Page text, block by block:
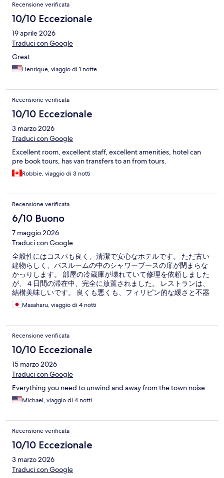
Recensione verificata
10/10 Eccezionale
19 aprile 2026
Traduci con Google
Great
Henrique, viaggio di 1 notte
Recensione verificata
10/10 Eccezionale
3 marzo 2026
Traduci con Google
Excellent room, excellent staff, excellent amenities, hotel can
pre book tours, has van transfers to an from tours.
Robbie, viaggio di 3 notti
Recensione verificata
6/10 Buono
7 maggio 2026
Traduci con Google
全般性にはコスパも良く、清潔で安心なホテルです。 ただ古い
建物らしく、バスルームの中のシャワーブースの扉が閉まらな
かっりします。 部屋の冷蔵庫が壊れていて修理を依頼しました
が、４日間の滞在中、完全に放置されました。 レストランは、
結構美味しいです。 良くも悪くも、フィリピン的な緩さと不器
用さが実感できるホテルでした。
Masaharu, viaggio di 4 notti
Recensione verificata
10/10 Eccezionale
15 marzo 2026
Traduci con Google
Everything you need to unwind and away from the town noise.
Michael, viaggio di 4 notti
Recensione verificata
10/10 Eccezionale
3 marzo 2026
Traduci con Google